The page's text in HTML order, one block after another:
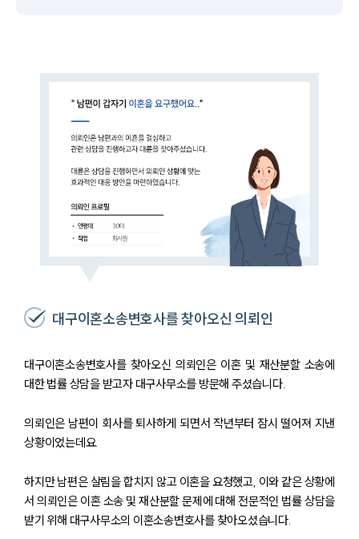
대구이혼소송변호사를 찾아오신 의뢰인
대구이혼소송변호사를 찾아오신 의뢰인은 이혼 및 재산분할 소송에
대한 법률 상담을 받고자 대구사무소를 방문해 주셨습니다.
의뢰인은 남편이 회사를 퇴사하게 되면서 작년부터 잠시 떨어져 지낸
상황이었는데요.
하지만 남편은 살림을 합치지 않고 이혼을 요청했고, 이와 같은 상황에
서 의뢰인은 이혼 소송 및 재산분할 문제에 대해 전문적인 법률 상담을
받기 위해 대구사무소의 이혼소송변호사를 찾아오셨습니다.